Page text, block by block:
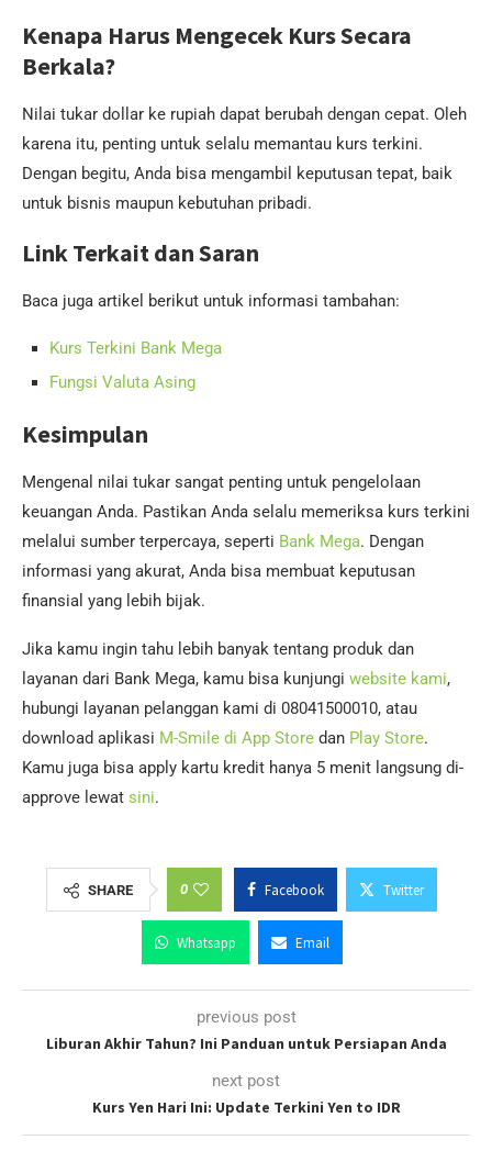
Kenapa Harus Mengecek Kurs Secara
Berkala?
Nilai tukar dollar ke rupiah dapat berubah dengan cepat. Oleh
karena itu, penting untuk selalu memantau kurs terkini.
Dengan begitu, Anda bisa mengambil keputusan tepat, baik
untuk bisnis maupun kebutuhan pribadi.
Link Terkait dan Saran
Baca juga artikel berikut untuk informasi tambahan:
Kurs Terkini Bank Mega
Fungsi Valuta Asing
Kesimpulan
Mengenal nilai tukar sangat penting untuk pengelolaan
keuangan Anda. Pastikan Anda selalu memeriksa kurs terkini
melalui sumber terpercaya, seperti Bank Mega. Dengan
informasi yang akurat, Anda bisa membuat keputusan
finansial yang lebih bijak.
Jika kamu ingin tahu lebih banyak tentang produk dan
layanan dari Bank Mega, kamu bisa kunjungi website kami,
hubungi layanan pelanggan kami di 08041500010, atau
download aplikasi M-Smile di App Store dan Play Store.
Kamu juga bisa apply kartu kredit hanya 5 menit langsung di-
approve lewat sini.
SHARE 0 Facebook Twitter
Whatsapp Email
previous post
Liburan Akhir Tahun? Ini Panduan untuk Persiapan Anda
next post
Kurs Yen Hari Ini: Update Terkini Yen to IDR